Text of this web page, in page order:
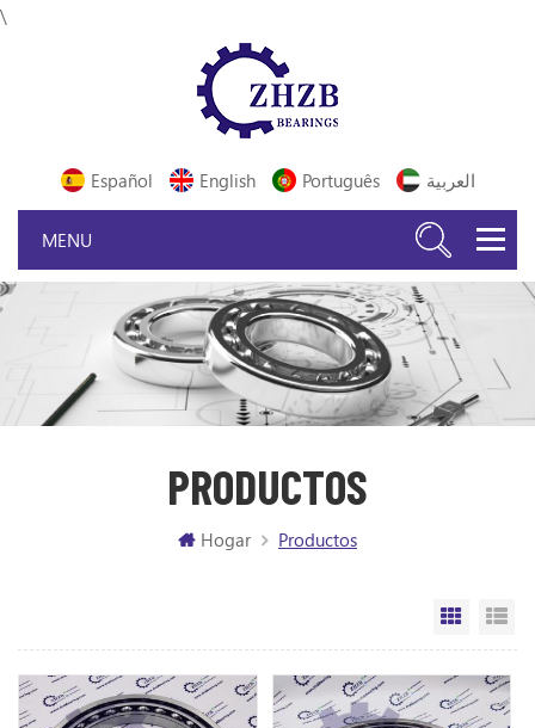
\
Español English Português العربية
PRODUCTOS
Hogar Productos
Vista